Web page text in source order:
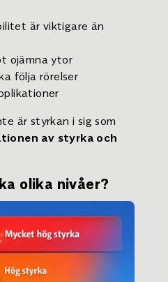
är viktigare än
ojämna ytor
följa rörelser
är styrkan i sig som
av styrka och
olika nivåer?